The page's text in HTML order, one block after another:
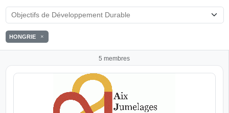
HONGRIE
5 membres